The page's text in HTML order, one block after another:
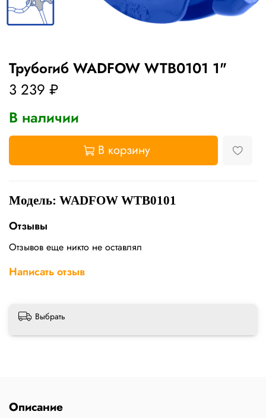
Трубогиб WADFOW WTB0101 1"
3 239 ₽
В наличии
В корзину
Модель: WADFOW WTB0101
Отзывы
Отзывов еще никто не оставлял
Написать отзыв
Выбрать
Описание